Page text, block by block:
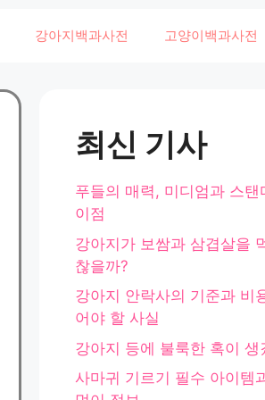
강아지백과사전 고양이백과사전
최신 기사
푸들의 매력, 미디엄과 스탠
이점
강아지가 보쌈과 삼겹살을
찮을까?
강아지 안락사의 기준과 비
어야 할 사실
강아지 등에 불룩한 혹이 생
사마귀 기르기 필수 아이템